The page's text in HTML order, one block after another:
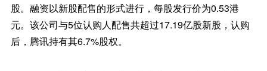
股。融资以新股配售的形式进行，每股发行价为0.53港
元。该公司与5位认购人配售共超过17.19亿股新股，认购
后，腾讯持有其6.7%股权。